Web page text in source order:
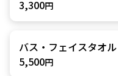
3,300円
バス・フェイスタオ
5,500円